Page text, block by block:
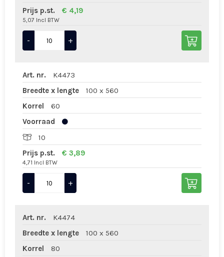
Prijs p.st.
€ 4,19
5,07 Incl BTW
- +
Art. nr.
K4473
Breedte x lengte
100 x 560
Korrel
60
Voorraad
10
Prijs p.st.
€ 3,89
4,71 Incl BTW
- +
Art. nr.
K4474
Breedte x lengte
100 x 560
Korrel
80